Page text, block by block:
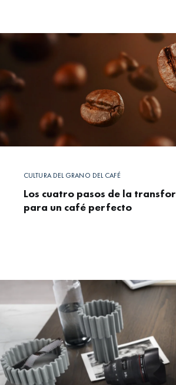
CULTURA DEL GRANO DEL CAFÉ
Los cuatro pasos de la
para un café perfecto